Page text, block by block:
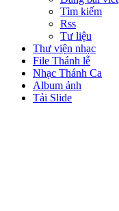
Tìm kiếm
Rss
Tư liệu
Thư viện nhạc
File Thánh lễ
Nhạc Thánh Ca
Album ảnh
Tải Slide